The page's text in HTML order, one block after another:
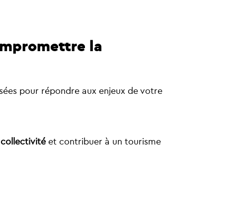
la
pour répondre aux enjeux de votre
et contribuer à un tourisme